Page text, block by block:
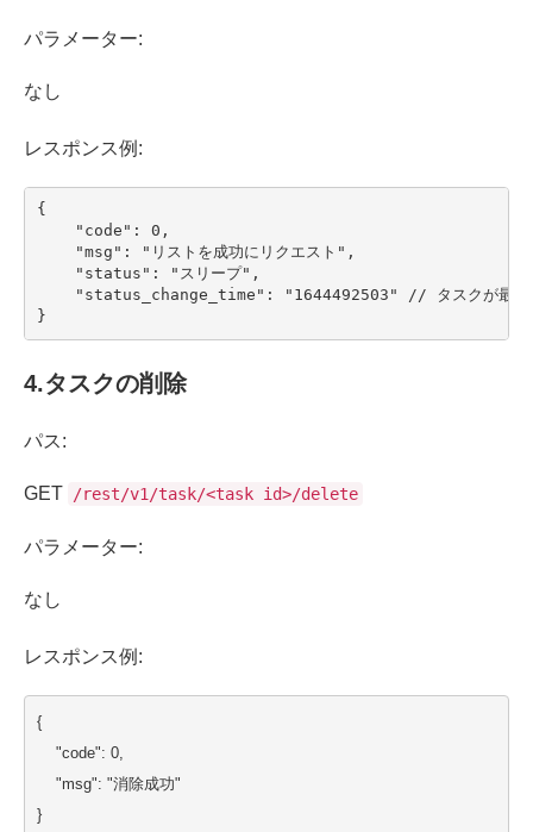
パラメーター:
なし
レスポンス例:
{
    "code": 0,
    "msg": "リストを成功にリクエスト",
    "status": "スリープ",
"status_change_time": "1644492503" // タスクが最後に
}
4.タスクの削除
パス:
GET /rest/v1/task/<task id>/delete
パラメーター:
なし
レスポンス例:
{
    "code": 0,
    "msg": "消除成功"
}